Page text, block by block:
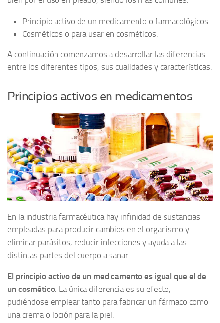
Principio activo de un medicamento o farmacológicos.
Cosméticos o para usar en cosméticos.
A continuación comenzamos a desarrollar las diferencias
entre los diferentes tipos, sus cualidades y características.
Principios activos en medicamentos
En la industria farmacéutica hay infinidad de sustancias
empleadas para producir cambios en el organismo y
eliminar parásitos, reducir infecciones y ayuda a las
distintas partes del cuerpo a sanar.
El principio activo de un medicamento es igual que el de
un cosmético . La única diferencia es su efecto,
pudiéndose emplear tanto para fabricar un fármaco como
una crema o loción para la piel.